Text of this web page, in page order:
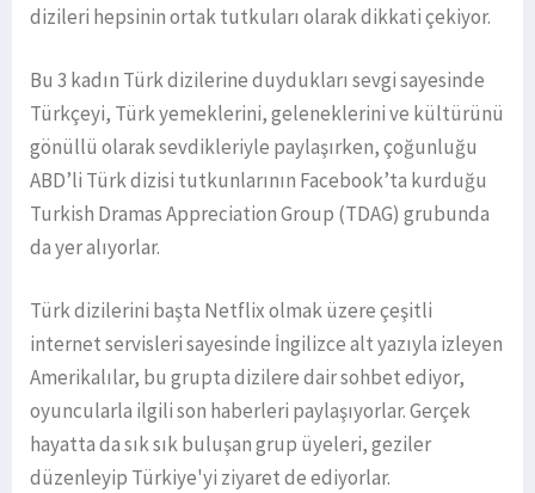
dizileri hepsinin ortak tutkuları olarak dikkati çekiyor.
Bu 3 kadın Türk dizilerine duydukları sevgi sayesinde
Türkçeyi, Türk yemeklerini, geleneklerini ve kültürünü
gönüllü olarak sevdikleriyle paylaşırken, çoğunluğu
ABD’li Türk dizisi tutkunlarının Facebook’ta kurduğu
Turkish Dramas Appreciation Group (TDAG) grubunda
da yer alıyorlar.
Türk dizilerini başta Netflix olmak üzere çeşitli
internet servisleri sayesinde İngilizce alt yazıyla izleyen
Amerikalılar, bu grupta dizilere dair sohbet ediyor,
oyuncularla ilgili son haberleri paylaşıyorlar. Gerçek
hayatta da sık sık buluşan grup üyeleri, geziler
düzenleyip Türkiye'yi ziyaret de ediyorlar.